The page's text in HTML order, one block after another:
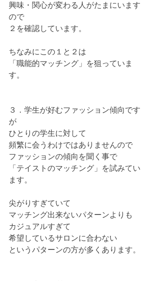
興味・関心が変わる人がたまにいます
ので
２を確認しています。
ちなみにこの１と２は
「職能的マッチング」を狙っていま
す。
３．学生が好むファッション傾向です
が
ひとりの学生に対して
頻繁に会うわけではありませんので
ファッションの傾向を聞く事で
「テイストのマッチング」を試みてい
ます。
尖がりすぎていて
マッチング出来ないパターンよりも
カジュアルすぎて
希望しているサロンに合わない
というパターンの方が多くあります。